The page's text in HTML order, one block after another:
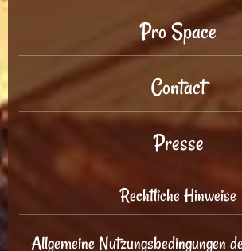
Pro Space
Contact
Presse
Rechtliche Hinweise
Allgemeine Nutzungsbedingungen